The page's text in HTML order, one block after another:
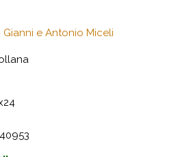
e Antonio Miceli